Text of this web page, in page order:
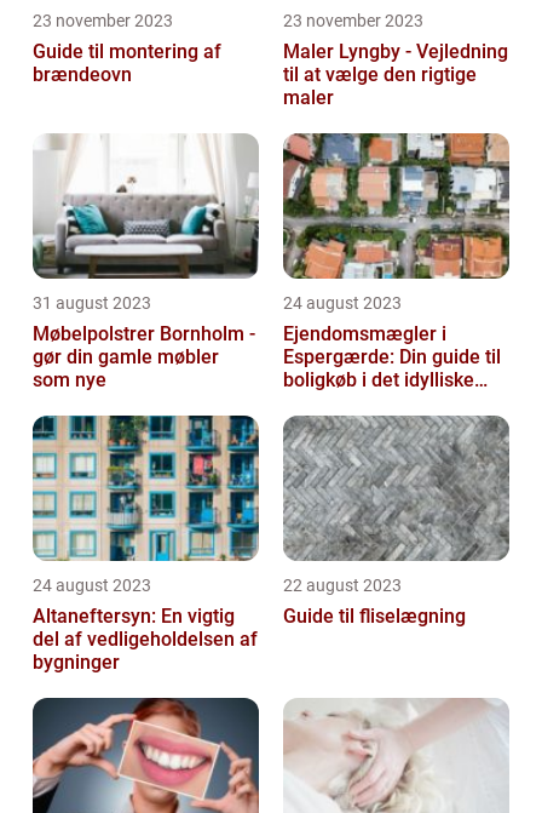
23 november 2023
Guide til montering af
brændeovn
23 november 2023
Maler Lyngby - Vejledning
til at vælge den rigtige
maler
31 august 2023
Møbelpolstrer Bornholm -
gør din gamle møbler
som nye
24 august 2023
Ejendomsmægler i
Espergærde: Din guide til
boligkøb i det idylliske
24 august 2023
Altaneftersyn: En vigtig
del af vedligeholdelsen af
bygninger
22 august 2023
Guide til fliselægning